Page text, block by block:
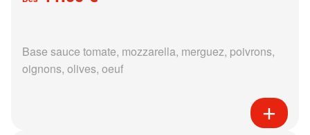
Base sauce tomate, mozzarella, merguez, poivrons,
oignons, olives, oeuf